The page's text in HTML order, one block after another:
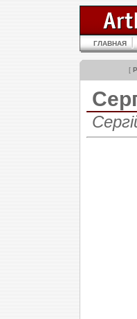
ГЛАВНАЯ
[